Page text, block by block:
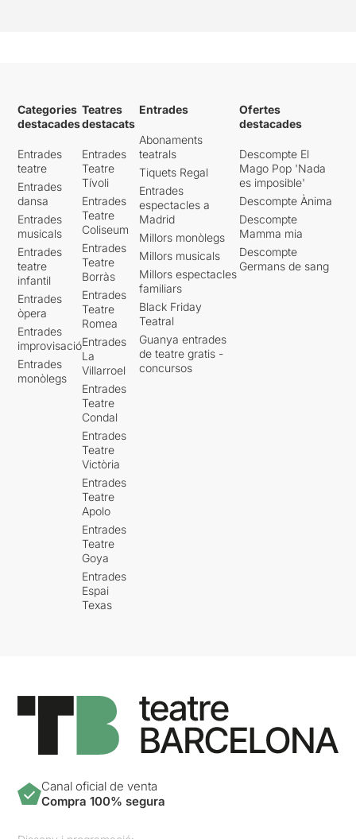
Categories
destacades
Entrades
teatre
Entrades
dansa
Entrades
musicals
Entrades
teatre
infantil
Entrades
òpera
Entrades
improvisació
Entrades
monòlegs
Teatres
destacats
Entrades
Teatre
Tívoli
Entrades
Teatre
Coliseum
Entrades
Teatre
Borràs
Entrades
Teatre
Romea
Entrades
La
Villarroel
Entrades
Teatre
Condal
Entrades
Teatre
Victòria
Entrades
Teatre
Apolo
Entrades
Teatre
Goya
Entrades
Espai
Texas
Entrades
Abonaments
teatrals
Tiquets Regal
Entrades
espectacles a
Madrid
Millors monòlegs
Millors musicals
Millors espectacles
familiars
Black Friday
Teatral
Guanya entrades
de teatre gratis -
concursos
Ofertes
destacades
Descompte El
Mago Pop 'Nada
es imposible'
Descompte Ànima
Descompte
Mamma mia
Descompte
Germans de sang
Canal oficial de venta
Compra 100% segura